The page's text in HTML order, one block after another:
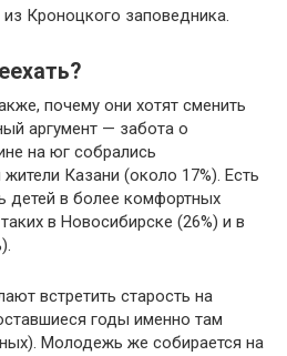
Кроноцкого заповедника.
почему они хотят сменить
аргумент — забота о
на юг собрались
Казани (около 17%). Есть
детей в более комфортных
в Новосибирске (26%) и в
встретить старость на
годы именно там
Молодежь же собирается на